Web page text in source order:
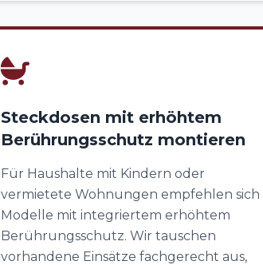
Steckdosen mit erhöhtem
Berührungsschutz montieren
Für Haushalte mit Kindern oder
vermietete Wohnungen empfehlen sich
Modelle mit integriertem erhöhtem
Berührungsschutz. Wir tauschen
vorhandene Einsätze fachgerecht aus,